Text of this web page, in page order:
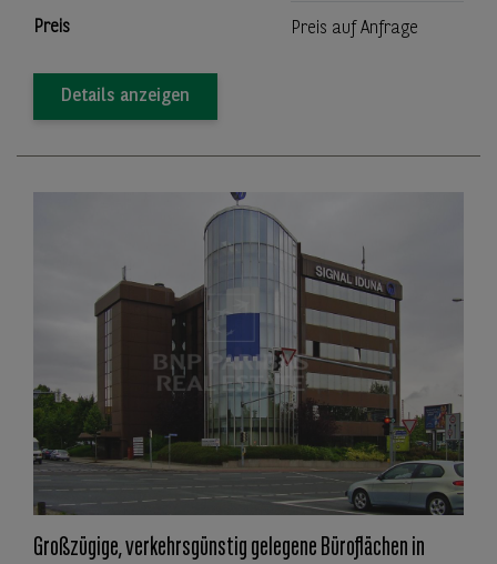
Preis Preis auf Anfrage
Details anzeigen
Großzügige, verkehrsgünstig gelegene Büroflächen in